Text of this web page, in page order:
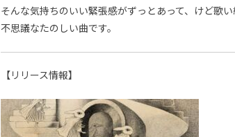
そんな気持ちのいい緊張感がずっとあって、けど歌
不思議なたのしい曲です。
【リリース情報】